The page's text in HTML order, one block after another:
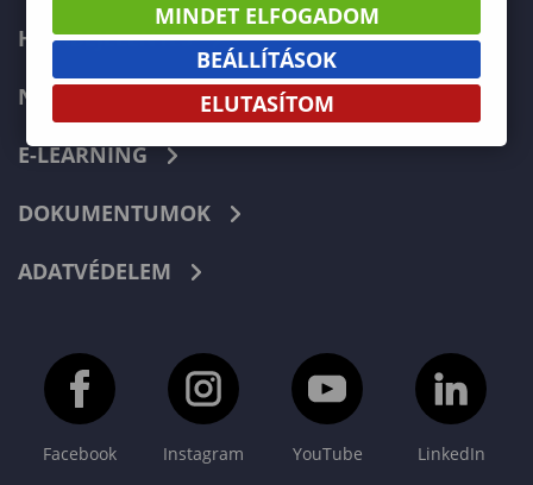
HIBABEJELENTÉS
NEPTUN
E-LEARNING
DOKUMENTUMOK
ADATVÉDELEM
Facebook Instagram YouTube LinkedIn
MINDET ELFOGADOM
BEÁLLÍTÁSOK
ELUTASÍTOM